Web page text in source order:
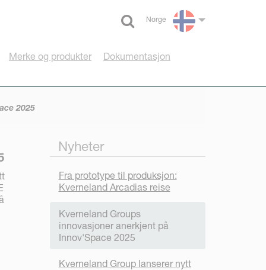
Norge
Select language
Merke og produkter Dokumentasjon
2025
Nyheter
Fra prototype til produksjon:
Kverneland Arcadias reise
Kverneland Groups
innovasjoner anerkjent på
Innov'Space 2025
Kverneland Group lanserer nytt